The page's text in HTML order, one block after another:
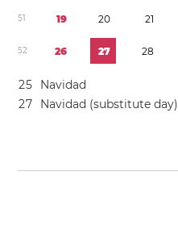
51 19 20 21
52 26 27 28
25
Navidad
27 Navidad (substitute day)